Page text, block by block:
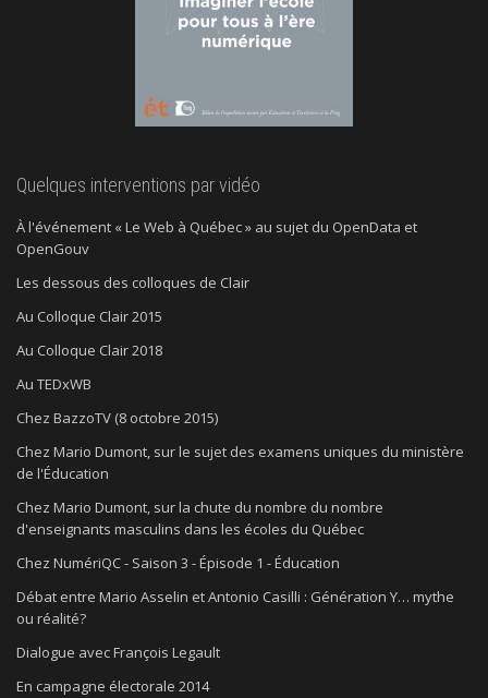
Quelques interventions par vidéo
À l'événement « Le Web à Québec » au sujet du OpenData et
OpenGouv
Les dessous des colloques de Clair
Au Colloque Clair 2015
Au Colloque Clair 2018
Au TEDxWB
Chez BazzoTV (8 octobre 2015)
Chez Mario Dumont, sur le sujet des examens uniques du ministère
de l'Éducation
Chez Mario Dumont, sur la chute du nombre du nombre
d'enseignants masculins dans les écoles du Québec
Chez NumériQC - Saison 3 - Épisode 1 - Éducation
Débat entre Mario Asselin et Antonio Casilli : Génération Y… mythe
ou réalité?
Dialogue avec François Legault
En campagne électorale 2014